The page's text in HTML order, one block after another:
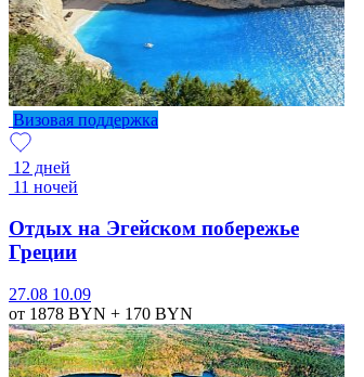
Визовая поддержка
12 дней
11 ночей
Отдых на Эгейском побережье
Греции
27.08 10.09
от 1878 BYN + 170 BYN